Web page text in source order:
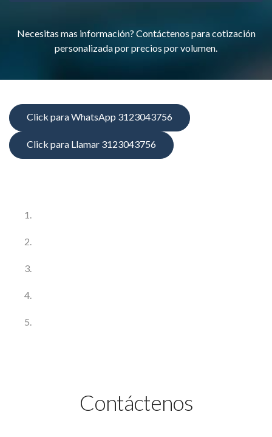
Necesitas mas información? Contáctenos para cotización
personalizada por precios por volumen.
Click para WhatsApp 3123043756
Click para Llamar 3123043756
Contáctenos